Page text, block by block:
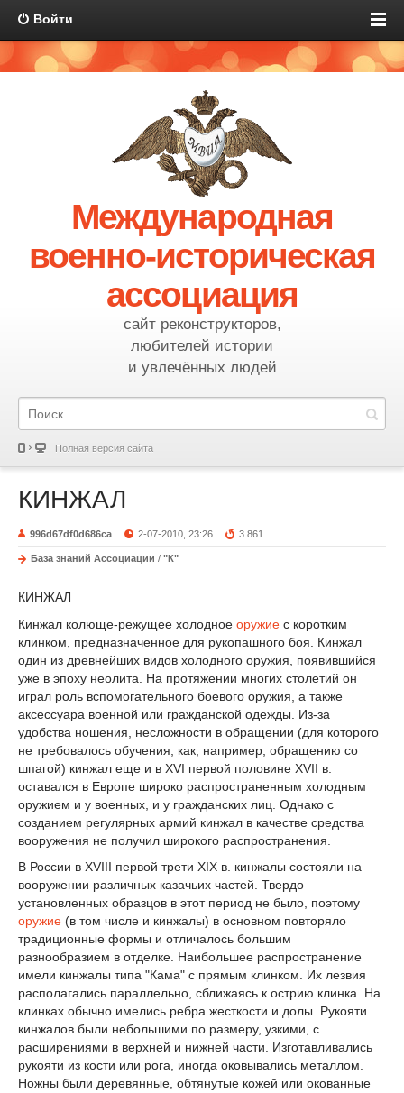
Войти
Международная
военно-историческая
ассоциация
сайт реконструкторов,
любителей истории
и увлечённых людей
Полная версия сайта
КИНЖАЛ
996d67df0d686ca 2-07-2010, 23:26 3 861
База знаний Ассоциации / "К"
КИНЖАЛ
Кинжал колюще-режущее холодное оружие с коротким
клинком, предназначенное для рукопашного боя. Кинжал
один из древнейших видов холодного оружия, появившийся
уже в эпо­ху неолита. На протяжении многих столетий он
играл роль вспо­могательного боевого оружия, а также
аксессуара военной или гражданской одежды. Из-за
удобства ношения, несложности в обращении (для которого
не требовалось обучения, как, напри­мер, обращению со
шпагой) кинжал еще и в XVI первой полови­не XVII в.
оставался в Европе широко распространенным холодным
оружием и у военных, и у гражданских лиц. Однако с
созданием регулярных армий кинжал в качестве средства
воору­жения не получил широкого распространения.
В России в XVIII первой трети XIX в. кинжалы состояли на
вооружении различных казачьих частей. Твердо
установленных об­разцов в этот период не было, поэтому
оружие (в том числе и кинжа­лы) в основном повторяло
традиционные формы и отличалось большим
разнообразием в отделке. Наибольшее распространение
имели кинжалы типа "Кама" с прямым клинком. Их лезвия
распо­лагались параллельно, сближаясь к острию клинка. На
клинках обычно имелись ребра жесткости и долы. Рукояти
кинжалов были небольшими по размеру, узкими, с
расширениями в верхней и ниж­ней части. Изготавливались
рукояти из кости или рога, иногда око­вывались металлом.
Ножны были деревянные, обтянутые кожей или окованные